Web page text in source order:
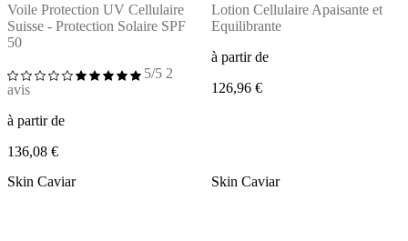
Voile Protection UV Cellulaire
Suisse - Protection Solaire SPF
50
5/5 2
avis
à partir de
136,08 €
Lotion Cellulaire Apaisante et
Equilibrante
à partir de
126,96 €
Skin Caviar Skin Caviar